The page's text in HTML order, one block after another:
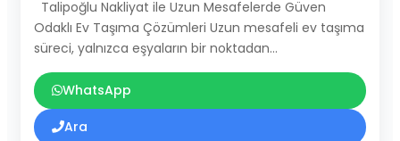
Talipoğlu Nakliyat ile Uzun Mesafelerde Güven
Odaklı Ev Taşıma Çözümleri Uzun mesafeli ev taşıma
süreci, yalnızca eşyaların bir noktadan…
WhatsApp
Ara